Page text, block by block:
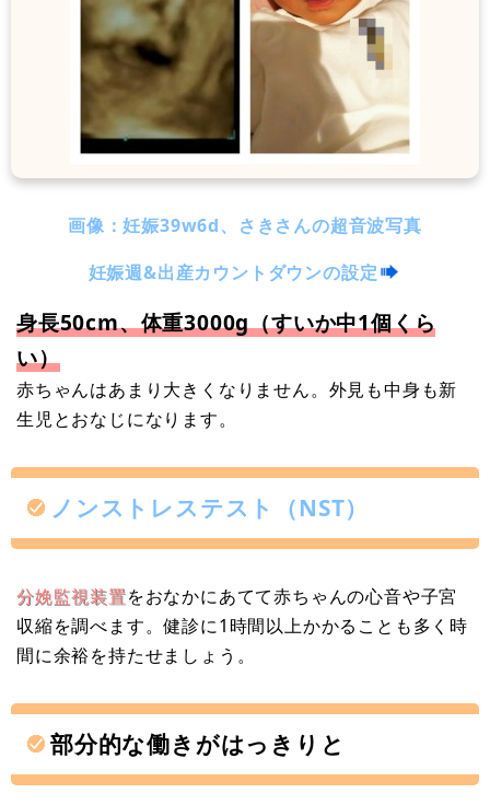
画像：妊娠39w6d、さきさんの超音波写真
妊娠週&出産カウントダウンの設定
身長50cm、体重3000g（すいか中1個くら
い）
赤ちゃんはあまり大きくなりません。外見も中身も新
生児とおなじになります。
ノンストレステスト（NST）
分娩監視装置をおなかにあてて赤ちゃんの心音や子宮
収縮を調べます。健診に1時間以上かかることも多く時
間に余裕を持たせましょう。
部分的な働きがはっきりと